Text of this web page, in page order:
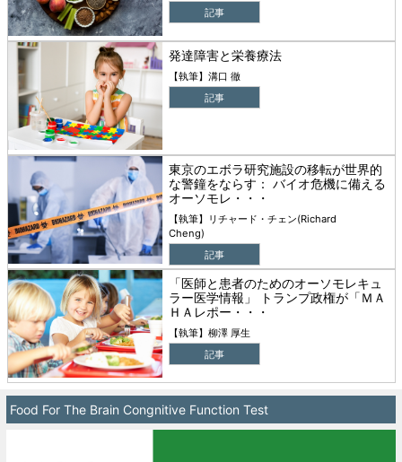
記事
発達障害と栄養療法
【執筆】溝口 徹
記事
東京のエボラ研究施設の移転が世界的
な警鐘をならす： バイオ危機に備える
オーソモレ・・・
【執筆】リチャード・チェン(Richard
Cheng)
記事
「医師と患者のためのオーソモレキュ
ラー医学情報」 トランプ政権が「ＭＡ
ＨＡレポー・・・
【執筆】柳澤 厚生
記事
Food For The Brain Congnitive Function Test